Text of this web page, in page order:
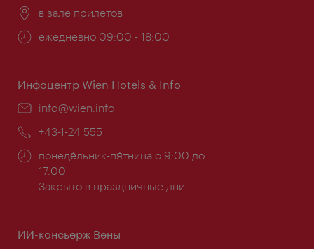
Расположение:
в зале прилетов
Часы
ежедневно 09:00 - 18:00
Инфоцентр Wien Hotels & Info
Эл.
info@wien.info
Телефон:
+43-1-24 555
Часы
работы:
понеде́льник-пя́тница с 9:00 до
17:00
Закрыто в праздничные дни
ИИ-консьерж Вены